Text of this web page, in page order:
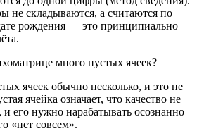
не складываются, а считаются по
рождения — это принципиально
много пустых ячеек?
ячеек обычно несколько, и это не
ячейка означает, что качество не
его нужно нарабатывать осознанно
«нет совсем».